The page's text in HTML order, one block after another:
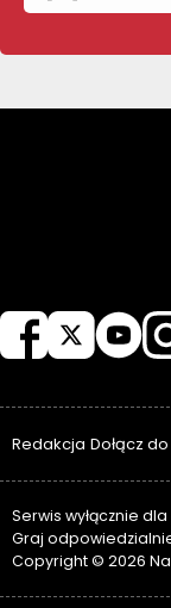
Redakcja Dołącz
Serwis wyłącznie
Graj
Copyright © 2026